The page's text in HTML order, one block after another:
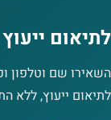
לתיאום
השאירו שם וטלפון
לתיאום ייעוץ, ללא